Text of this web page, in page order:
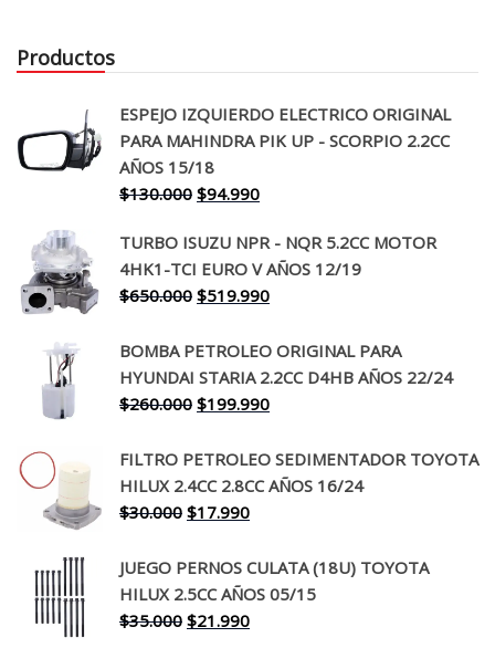
Productos
ESPEJO IZQUIERDO ELECTRICO ORIGINAL
PARA MAHINDRA PIK UP - SCORPIO 2.2CC
AÑOS 15/18
$130.000 El
original
era:
$130.000.
$94.990El
actual
es:
$94.990.
TURBO ISUZU NPR - NQR 5.2CC MOTOR
4HK1-TCI EURO V AÑOS 12/19
$650.000 El
original
era:
$650.000.
$519.990El
actual
es:
$519.990.
BOMBA PETROLEO ORIGINAL PARA
HYUNDAI STARIA 2.2CC D4HB AÑOS 22/24
$260.000 El
original
era:
$260.000.
$199.990El
actual
es:
FILTRO PETROLEO SEDIMENTADOR TOYOTA
HILUX 2.4CC 2.8CC AÑOS 16/24
$30.000 El
original
era:
$30.000.
$17.990El
actual
es:
$17.990.
JUEGO PERNOS CULATA (18U) TOYOTA
HILUX 2.5CC AÑOS 05/15
$35.000 El
$21.990El